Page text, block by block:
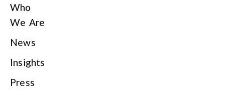
Who
We Are
News
Insights
Press